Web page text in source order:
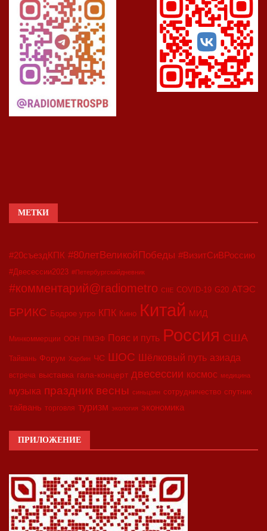
МЕТКИ
#20съездКПК #80летВеликойПобеды #ВизитСиВРоссию
#Двесессии2023 #Петербургскийдневник
#комментарий@radiometro CIIE COVID-19 G20 АТЭС
БРИКС Бодрое утро КПК Кино Китай МИД
Минкоммерции ООН ПМЭФ Пояс и путь Россия США
Тайвань Форум Харбин ЧС ШОС Шёлковый путь азиада
встреча выставка гала-концерт двесессии космос медицина
музыка праздник весны синьцзян сотрудничество спутник
тайвань торговля туризм экология экономика
ПРИЛОЖЕНИЕ